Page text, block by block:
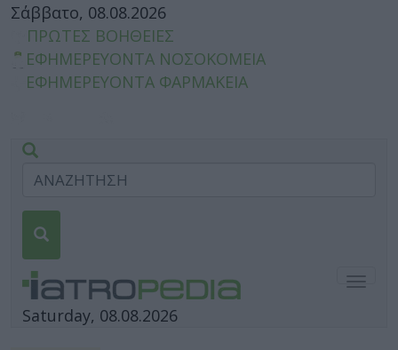
Σάββατο, 08.08.2026
ΠΡΩΤΕΣ ΒΟΗΘΕΙΕΣ
ΕΦΗΜΕΡΕΥΟΝΤΑ ΝΟΣΟΚΟΜΕΙΑ
ΕΦΗΜΕΡΕΥΟΝΤΑ ΦΑΡΜΑΚΕΙΑ
Saturday, 08.08.2026